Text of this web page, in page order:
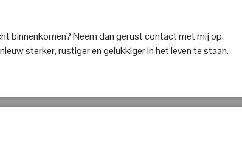
binnenkomen? Neem dan gerust contact met mij op.
sterker, rustiger en gelukkiger in het leven te staan.